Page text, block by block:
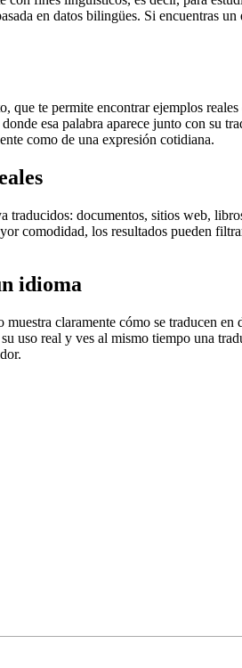
en datos bilingües. Si encuentras
te permite encontrar ejemplos
esa palabra aparece junto con su
como de una expresión cotidiana.
documentos, sitios web,
comodidad, los resultados pueden
idioma
claramente cómo se traducen
uso real y ves al mismo tiempo una